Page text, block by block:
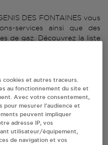
DES FONTAINES vous
services ainsi que des
de gaz. Découvrez la liste
Antargaz
DES
cookies et autres traceurs.
au fonctionnement du site et
Avec votre consentement,
pour mesurer l’audience et
peuvent impliquer
adresse IP, vos
utilisateur/équipement,
de navigation et vos